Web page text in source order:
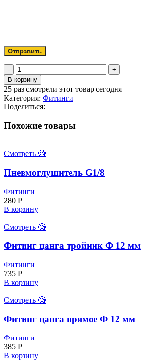
Количество
товара
Фитинг
цанга
прямой
Ф
1/8
В корзину
25 раз смотрели этот товар сегодня
Категория: Фитинги
Поделиться:
Похожие товары
Смотреть 🧐
Пневмоглушитель G1/8
Фитинги
280 Р
В корзину
Смотреть 🧐
Фитинг цанга тройник Ф 12 мм
Фитинги
735 Р
В корзину
Смотреть 🧐
Фитинг цанга прямое Ф 12 мм
Фитинги
385 Р
В корзину